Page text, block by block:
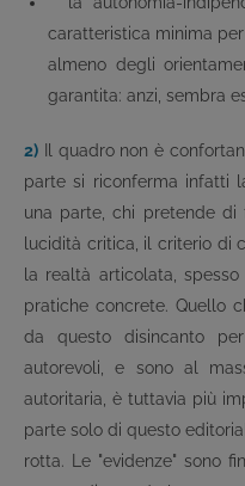
caratteristica minima
almeno degli
garantita: anzi, sembra
2) Il quadro non è
parte si riconferma infatti
una parte, chi pretende di
lucidità critica, il criterio di
la realtà articolata,
pratiche concrete. Quello
da questo disincanto
autorevoli, e sono al
autoritaria, è tuttavia più
parte solo di questo
rotta. Le "evidenze" sono